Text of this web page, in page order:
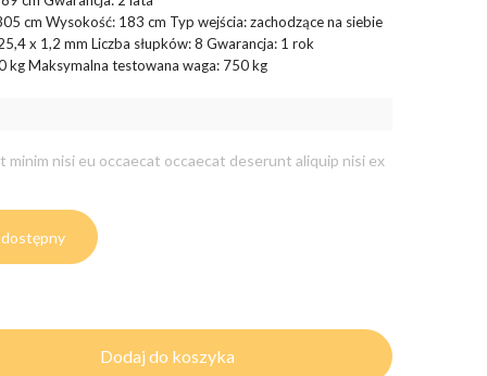
cm Wysokość: 183 cm Typ wejścia: zachodzące na siebie
x 1,2 mm Liczba słupków: 8 Gwarancja: 1 rok
kg Maksymalna testowana waga: 750 kg
nisi eu occaecat occaecat deserunt aliquip nisi ex
dostępny
Dodaj do koszyka